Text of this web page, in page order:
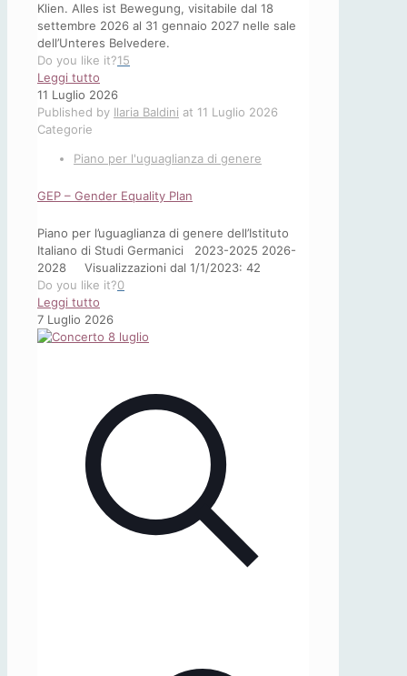
Klien. Alles ist Bewegung, visitabile dal 18
settembre 2026 al 31 gennaio 2027 nelle sale
dell’Unteres Belvedere.
Do you like it?15
Leggi tutto
Erika
Giovanna
ist
|
settembre
al
Belvedere
di
la
più
all’artista
11 Luglio 2026
Published by Ilaria Baldini at 11 Luglio 2026
Categorie
Piano per l'uguaglianza di genere
GEP – Gender Equality Plan
Piano per l’uguaglianza di genere dell’Istituto
Italiano di Studi Germanici 2023-2025 2026-
2028 Visualizzazioni dal 1/1/2023: 42
Do you like it?0
Leggi tutto
GEP
–
7 Luglio 2026